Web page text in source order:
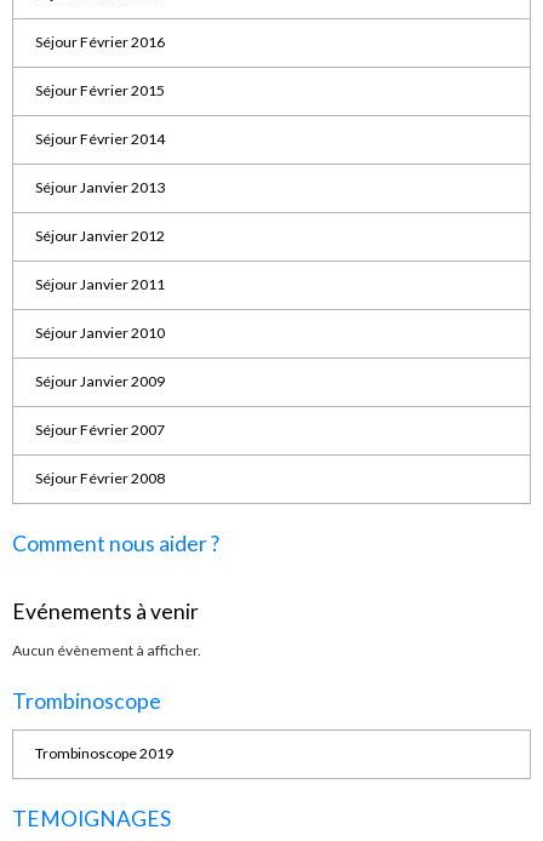
Séjour Février 2016
Séjour Février 2015
Séjour Février 2014
Séjour Janvier 2013
Séjour Janvier 2012
Séjour Janvier 2011
Séjour Janvier 2010
Séjour Janvier 2009
Séjour Février 2007
Séjour Février 2008
Comment nous aider ?
Evénements à venir
Aucun évènement à afficher.
Trombinoscope
Trombinoscope 2019
TEMOIGNAGES